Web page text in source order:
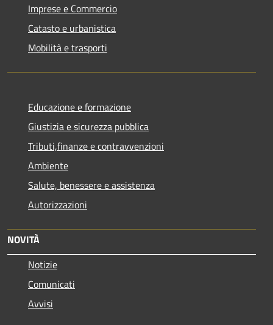
Imprese e Commercio
Catasto e urbanistica
Mobilità e trasporti
Educazione e formazione
Giustizia e sicurezza pubblica
Tributi,finanze e contravvenzioni
Ambiente
Salute, benessere e assistenza
Autorizzazioni
NOVITÀ
Notizie
Comunicati
Avvisi